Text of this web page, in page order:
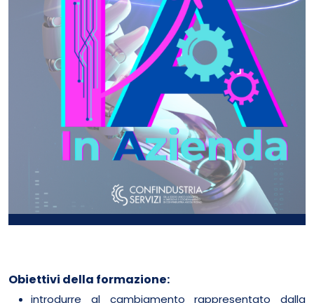
Obiettivi della formazione:
introdurre al cambiamento rappresentato dalla